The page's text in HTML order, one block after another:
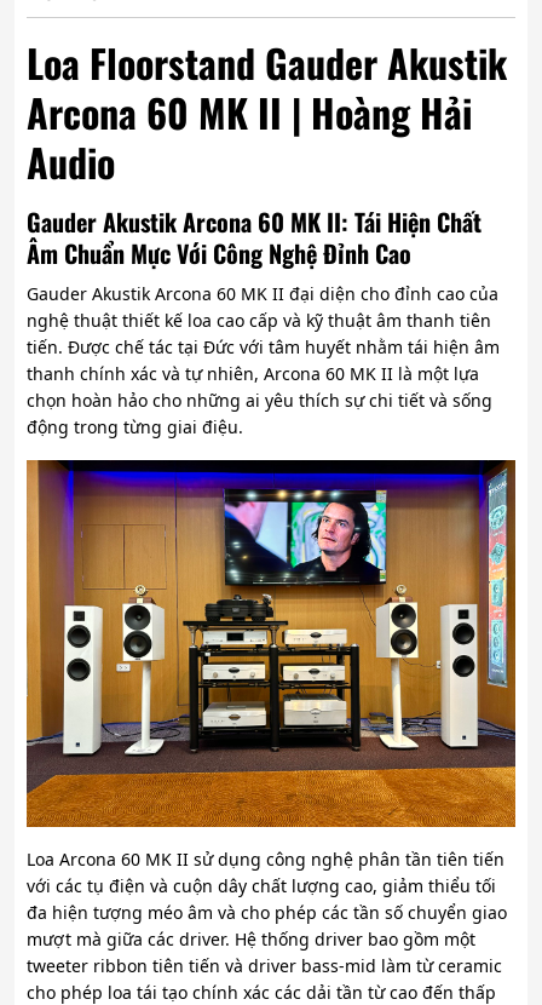
Loa Floorstand Gauder Akustik
Arcona 60 MK II | Hoàng Hải
Audio
Gauder Akustik Arcona 60 MK II: Tái Hiện Chất
Âm Chuẩn Mực Với Công Nghệ Đỉnh Cao
Gauder Akustik Arcona 60 MK II đại diện cho đỉnh cao của
nghệ thuật thiết kế loa cao cấp và kỹ thuật âm thanh tiên
tiến. Được chế tác tại Đức với tâm huyết nhằm tái hiện âm
thanh chính xác và tự nhiên, Arcona 60 MK II là một lựa
chọn hoàn hảo cho những ai yêu thích sự chi tiết và sống
động trong từng giai điệu.
Loa Arcona 60 MK II sử dụng công nghệ phân tần tiên tiến
với các tụ điện và cuộn dây chất lượng cao, giảm thiểu tối
đa hiện tượng méo âm và cho phép các tần số chuyển giao
mượt mà giữa các driver. Hệ thống driver bao gồm một
tweeter ribbon tiên tiến và driver bass-mid làm từ ceramic
cho phép loa tái tạo chính xác các dải tần từ cao đến thấp